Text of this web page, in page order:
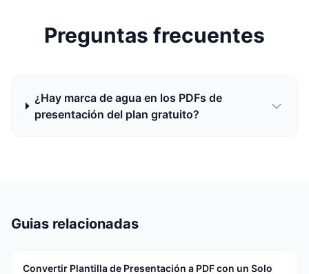
Preguntas frecuentes
¿Hay marca de agua en los PDFs de
presentación del plan gratuito?
Guias relacionadas
Convertir Plantilla de Presentación a PDF con un Solo